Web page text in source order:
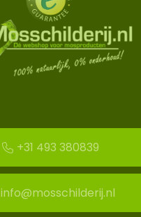
+31 493 380839
info@mosschilderij.nl